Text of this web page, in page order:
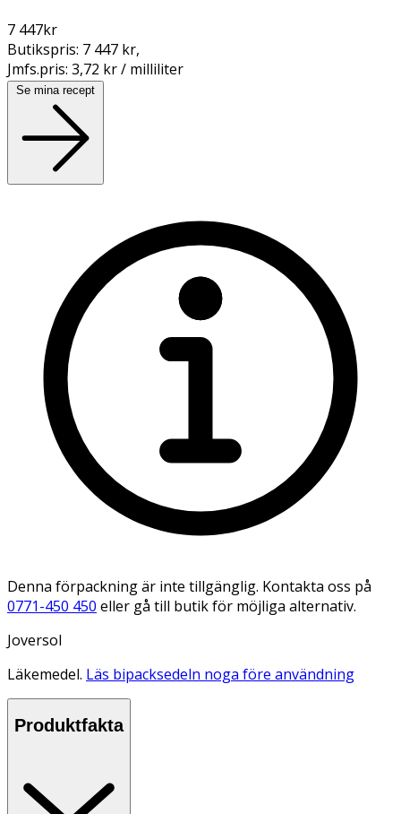
7 447kr
Butikspris: 7 447 kr,
Jmfs.pris: 3,72 kr / milliliter
Se mina recept
Denna förpackning är inte tillgänglig. Kontakta oss på
0771-450 450 eller gå till butik för möjliga alternativ.
Joversol
Läkemedel. Läs bipacksedeln noga före användning
Produktfakta